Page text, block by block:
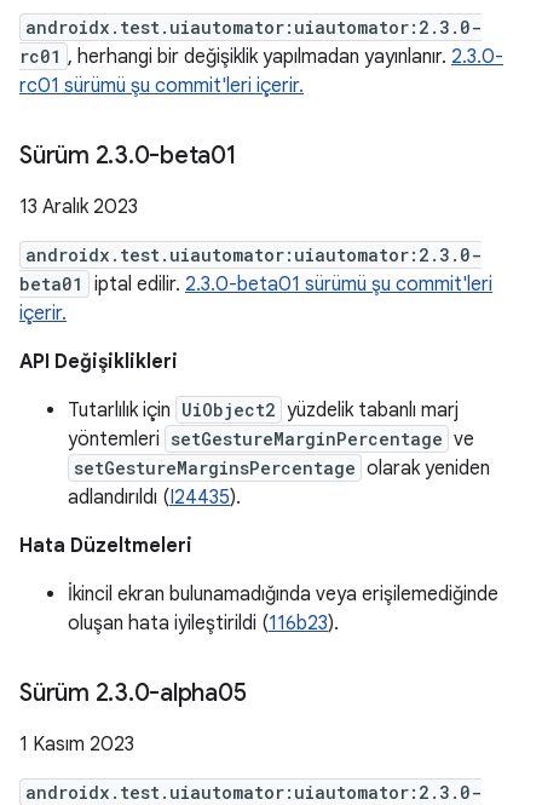
androidx.test.uiautomator:uiautomator:2.3.0-
rc01 , herhangi bir değişiklik yapılmadan yayınlanır. 2.3.0-
rc01 sürümü şu commit'leri içerir.
Sürüm 2.3.0-beta01
13 Aralık 2023
androidx.test.uiautomator:uiautomator:2.3.0-
beta01
iptal edilir. 2.3.0-beta01 sürümü şu commit'leri
içerir.
API Değişiklikleri
Tutarlılık için UiObject2 yüzdelik tabanlı marj
yöntemleri setGestureMarginPercentage ve
setGestureMarginsPercentage olarak yeniden
adlandırıldı (I24435).
Hata Düzeltmeleri
İkincil ekran bulunamadığında veya erişilemediğinde
oluşan hata iyileştirildi (116b23).
Sürüm 2.3.0-alpha05
1 Kasım 2023
androidx.test.uiautomator:uiautomator:2.3.0-